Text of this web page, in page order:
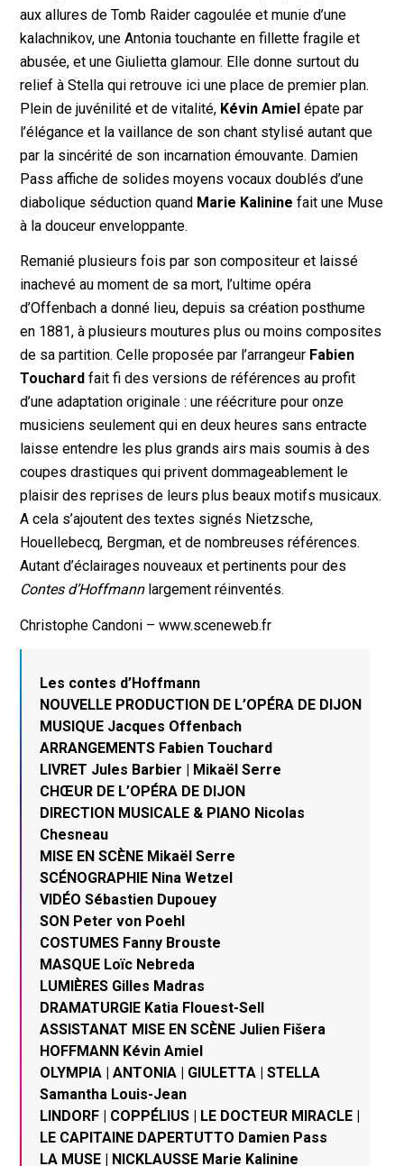
aux allures de Tomb Raider cagoulée et munie d’une
kalachnikov, une Antonia touchante en fillette fragile et
abusée, et une Giulietta glamour. Elle donne surtout du
relief à Stella qui retrouve ici une place de premier plan.
Plein de juvénilité et de vitalité, Kévin Amiel épate par
l’élégance et la vaillance de son chant stylisé autant que
par la sincérité de son incarnation émouvante. Damien
Pass affiche de solides moyens vocaux doublés d’une
diabolique séduction quand Marie Kalinine fait une Muse
à la douceur enveloppante.
Remanié plusieurs fois par son compositeur et laissé
inachevé au moment de sa mort, l’ultime opéra
d’Offenbach a donné lieu, depuis sa création posthume
en 1881, à plusieurs moutures plus ou moins composites
de sa partition. Celle proposée par l’arrangeur Fabien
Touchard fait fi des versions de références au profit
d’une adaptation originale : une réécriture pour onze
musiciens seulement qui en deux heures sans entracte
laisse entendre les plus grands airs mais soumis à des
coupes drastiques qui privent dommageablement le
plaisir des reprises de leurs plus beaux motifs musicaux.
A cela s’ajoutent des textes signés Nietzsche,
Houellebecq, Bergman, et de nombreuses références.
Autant d’éclairages nouveaux et pertinents pour des
Contes d’Hoffmannlargement réinventés.
Christophe Candoni – www.sceneweb.fr
Les contes d’Hoffmann
NOUVELLE PRODUCTION DE L’OPÉRA DE DIJON
MUSIQUE Jacques Offenbach
ARRANGEMENTS Fabien Touchard
LIVRET Jules Barbier | Mikaël Serre
CHŒUR DE L’OPÉRA DE DIJON
DIRECTION MUSICALE & PIANO Nicolas
Chesneau
MISE EN SCÈNE Mikaël Serre
SCÉNOGRAPHIE Nina Wetzel
VIDÉO Sébastien Dupouey
SON Peter von Poehl
COSTUMES Fanny Brouste
MASQUE Loïc Nebreda
LUMIÈRES Gilles Madras
DRAMATURGIE Katia Flouest-Sell
ASSISTANAT MISE EN SCÈNE Julien Fišera
HOFFMANN Kévin Amiel
OLYMPIA | ANTONIA | GIULETTA | STELLA
Samantha Louis-Jean
LINDORF | COPPÉLIUS | LE DOCTEUR MIRACLE |
LE CAPITAINE DAPERTUTTO Damien Pass
LA MUSE | NICKLAUSSE Marie Kalinine